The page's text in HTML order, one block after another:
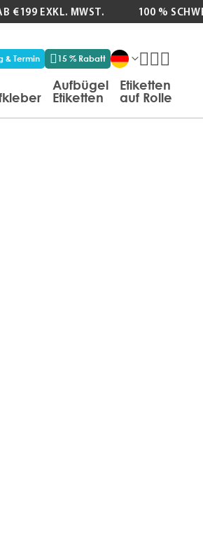
€199 EXKL. MWST. 100 %
& Termin 15 % Rabatt
Aufbügel
Etiketten
Etiketten
auf Rolle